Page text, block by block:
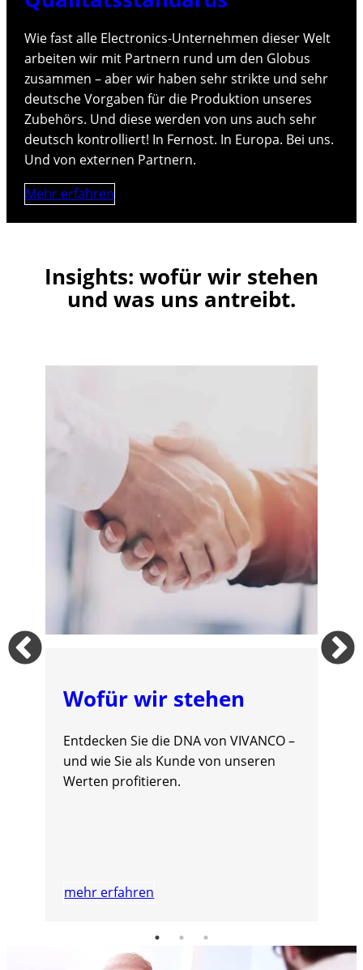
Wie fast alle Electronics-Unternehmen dieser Welt
arbeiten wir mit Partnern rund um den Globus
zusammen – aber wir haben sehr strikte und sehr
deutsche Vorgaben für die Produktion unseres
Zubehörs. Und diese werden von uns auch sehr
deutsch kontrolliert! In Fernost. In Europa. Bei uns.
Und von externen Partnern.
Mehr erfahren
Insights: wofür wir stehen
und was uns antreibt.
Wofür wir stehen
Entdecken Sie die DNA von VIVANCO –
und wie Sie als Kunde von unseren
Werten profitieren.
mehr erfahren